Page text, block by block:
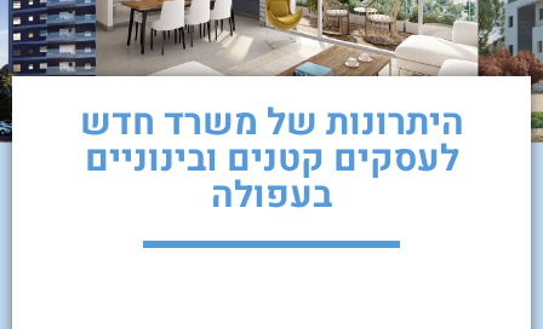
היתרונות של משרד חדש
לעסקים קטנים ובינוניים
בעפולה